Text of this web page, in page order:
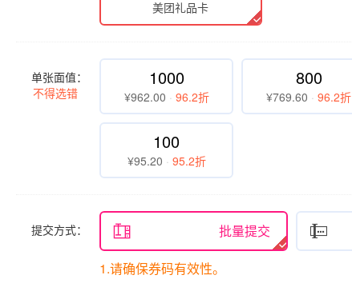
美团礼品卡
单张面值：
不得选错
1000
¥962.00 · 96.2折
800
¥769.60 · 96.2折
100
¥95.20 · 95.2折
提交方式：  批量提交 
1.请确保券码有效性。